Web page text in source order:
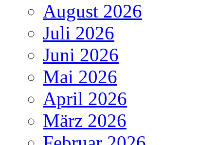
August 2026
Juli 2026
Juni 2026
Mai 2026
April 2026
März 2026